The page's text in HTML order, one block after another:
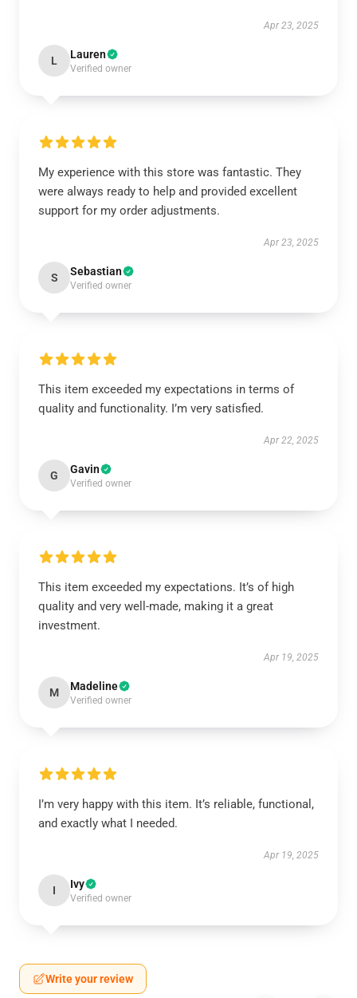
Apr 23, 2025
L Lauren
Verified owner
My experience with this store was fantastic. They
were always ready to help and provided excellent
support for my order adjustments.
Apr 23, 2025
S Sebastian
Verified owner
This item exceeded my expectations in terms of
quality and functionality. I’m very satisfied.
Apr 22, 2025
G Gavin
Verified owner
This item exceeded my expectations. It’s of high
quality and very well-made, making it a great
investment.
Apr 19, 2025
M Madeline
Verified owner
I’m very happy with this item. It’s reliable, functional,
and exactly what I needed.
Apr 19, 2025
I Ivy
Verified owner
Write your review